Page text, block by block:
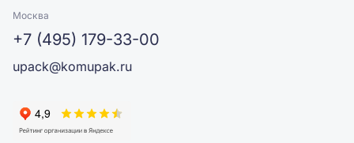
Москва
+7 (495) 179-33-00
upack@komupak.ru